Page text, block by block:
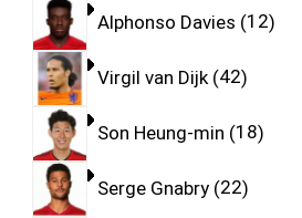
Alphonso Davies 12
Virgil van Dijk 42
Son Heung-min 18
Serge Gnabry 22